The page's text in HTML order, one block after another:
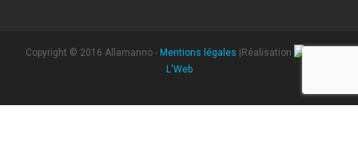
Copyright © 2016 Allamanno - Mentions légales |Réalisation
L'Web